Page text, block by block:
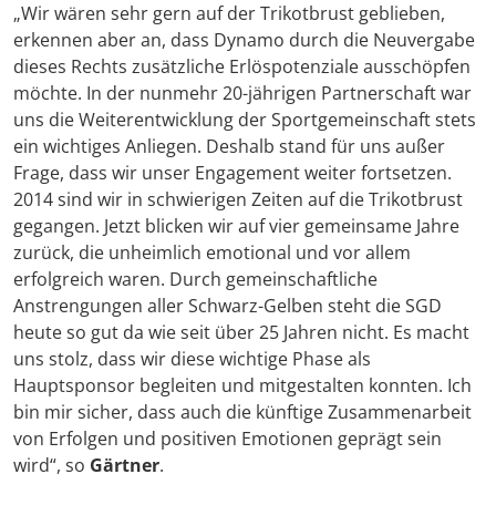
„Wir wären sehr gern auf der Trikotbrust geblieben,
erkennen aber an, dass Dynamo durch die Neuvergabe
dieses Rechts zusätzliche Erlöspotenziale ausschöpfen
möchte. In der nunmehr 20-jährigen Partnerschaft war
uns die Weiterentwicklung der Sportgemeinschaft stets
ein wichtiges Anliegen. Deshalb stand für uns außer
Frage, dass wir unser Engagement weiter fortsetzen.
2014 sind wir in schwierigen Zeiten auf die Trikotbrust
gegangen. Jetzt blicken wir auf vier gemeinsame Jahre
zurück, die unheimlich emotional und vor allem
erfolgreich waren. Durch gemeinschaftliche
Anstrengungen aller Schwarz-Gelben steht die SGD
heute so gut da wie seit über 25 Jahren nicht. Es macht
uns stolz, dass wir diese wichtige Phase als
Hauptsponsor begleiten und mitgestalten konnten. Ich
bin mir sicher, dass auch die künftige Zusammenarbeit
von Erfolgen und positiven Emotionen geprägt sein
wird“, so Gärtner.